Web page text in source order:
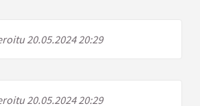
20.05.2024 20:29
20.05.2024 20:29